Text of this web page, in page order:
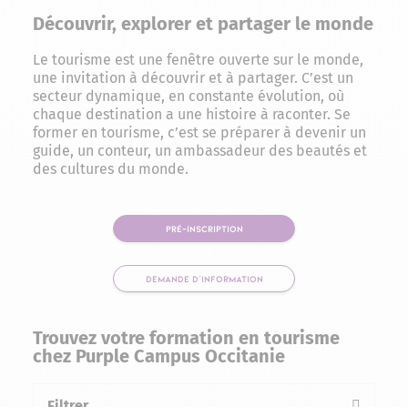
Découvrir, explorer et partager le monde
Le tourisme est une fenêtre ouverte sur le monde,
une invitation à découvrir et à partager. C’est un
secteur dynamique, en constante évolution, où
chaque destination a une histoire à raconter. Se
former en tourisme, c’est se préparer à devenir un
guide, un conteur, un ambassadeur des beautés et
des cultures du monde.
PRÉ-INSCRIPTION
DEMANDE D'INFORMATION
Trouvez votre formation en tourisme
chez Purple Campus Occitanie